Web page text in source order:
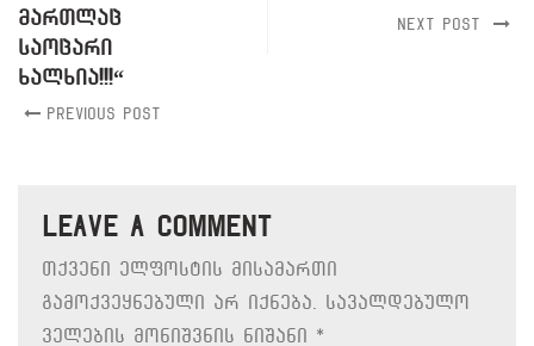
მართლაც
საოცარი
ხალხია!!!“
Previous Post
Next Post
Leave a comment
თქვენი ელფოსტის მისამართი
გამოქვეყნებული არ იქნება.
სავალდებულო
ველების მონიშვნის ნიშანი *